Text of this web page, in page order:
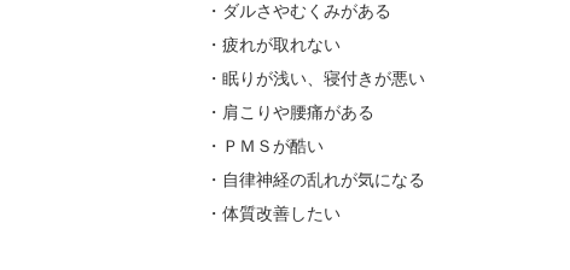
・ダルさやむくみがある
・疲れが取れない
・眠りが浅い、寝付きが悪い
・肩こりや腰痛がある
・ＰＭＳが酷い
・自律神経の乱れが気になる
・体質改善したい